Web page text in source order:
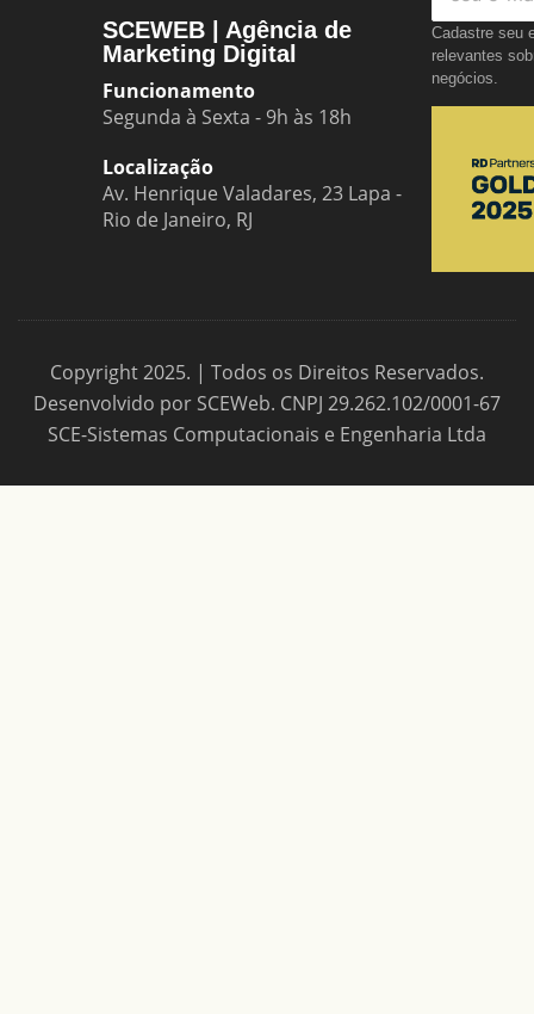
SCEWEB | Agência de
Marketing Digital
Funcionamento
Segunda à Sexta - 9h às 18h
Localização
Av. Henrique Valadares, 23 Lapa -
Rio de Janeiro, RJ
Cadastre seu
relevantes
negócios.
Copyright 2025. | Todos os Direitos Reservados.
Desenvolvido por SCEWeb. CNPJ 29.262.102/0001-67
SCE-Sistemas Computacionais e Engenharia Ltda